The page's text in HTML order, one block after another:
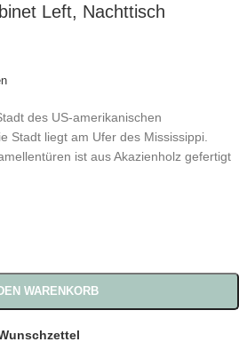
Left, Nachttisch
des US-amerikanischen
Stadt liegt am Ufer des Mississippi.
ist aus Akazienholz gefertigt
WARENKORB